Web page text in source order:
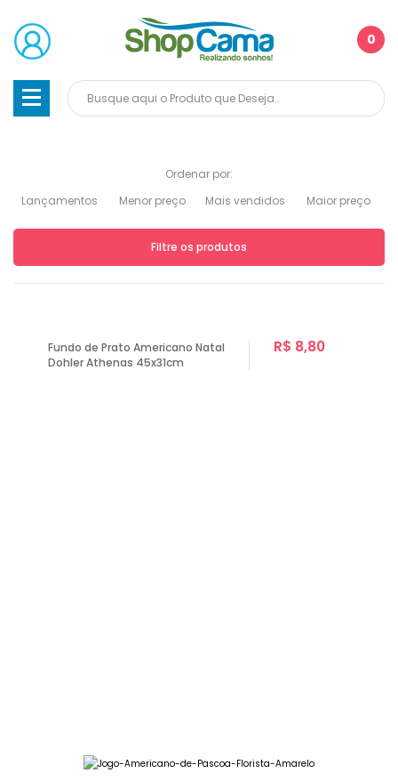
0
Ordenar por:
Lançamentos
Menor preço Mais vendidos Maior preço
Filtre os produtos
Fundo de Prato Americano Natal
Dohler Athenas 45x31cm
R$ 8,80